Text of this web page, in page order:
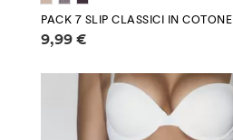
PACK 7 SLIP CLASSICI IN COTONE
Informazioni sui prezzi
9,99 €